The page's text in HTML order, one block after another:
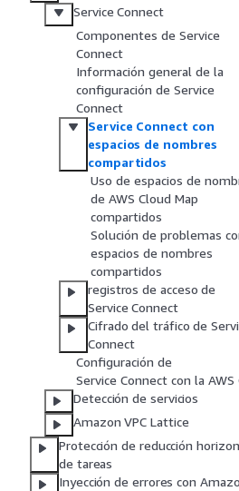
Service Connect
Componentes de Service
Connect
Información general de la
configuración de Service
Connect
Service Connect con
espacios de nombres
compartidos
Uso de espacios de
de AWS Cloud Map
compartidos
Solución de problemas
espacios de nombres
compartidos
registros de acceso de
Service Connect
Cifrado del tráfico de
Connect
Configuración de
Service Connect con la AWS
Detección de servicios
Amazon VPC Lattice
Protección de reducción
de tareas
Inyección de errores con